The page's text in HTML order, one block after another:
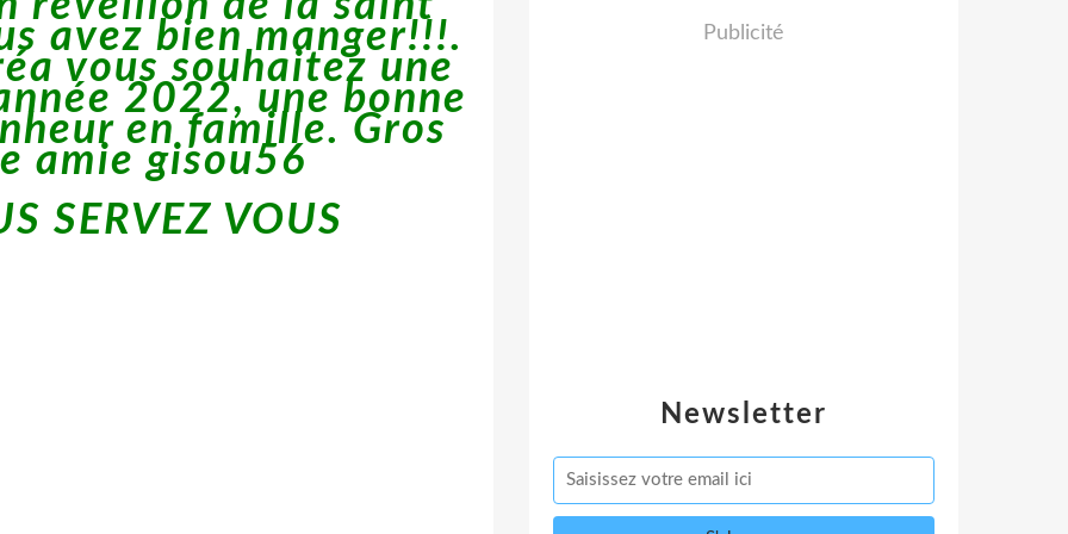
avez bien manger!!!.
vous souhaitez une
2022, une bonne
en famille. Gros
amie gisou56
SERVEZ VOUS
Newsletter
Publicité